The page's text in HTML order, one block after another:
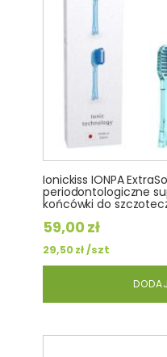
Ionickiss IONPA
periodontologiczne
końcówki do
59,00 zł
29,50zł/szt